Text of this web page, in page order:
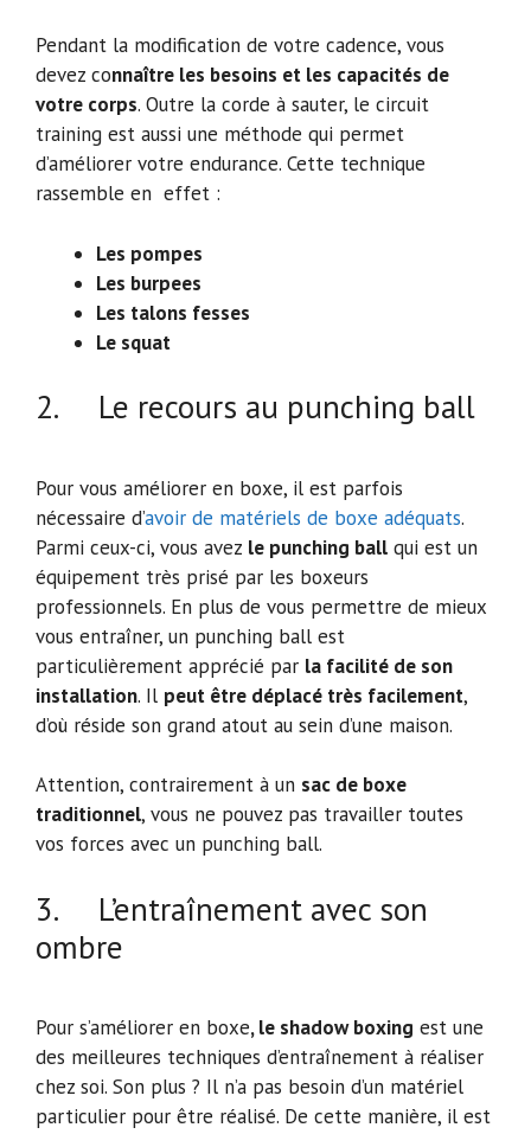
Pendant la modification de votre cadence, vous
devez connaître les besoins et les capacités de
votre corps. Outre la corde à sauter, le circuit
training est aussi une méthode qui permet
d’améliorer votre endurance. Cette technique
rassemble en effet :
Les pompes
Les burpees
Les talons fesses
Le squat
2. Le recours au punching ball
Pour vous améliorer en boxe, il est parfois
nécessaire d’avoir de matériels de boxe adéquats.
Parmi ceux-ci, vous avez le punching ball qui est un
équipement très prisé par les boxeurs
professionnels. En plus de vous permettre de mieux
vous entraîner, un punching ball est
particulièrement apprécié par la facilité de son
installation. Il peut être déplacé très facilement,
d’où réside son grand atout au sein d’une maison.
Attention, contrairement à un sac de boxe
traditionnel, vous ne pouvez pas travailler toutes
vos forces avec un punching ball.
3. L’entraînement avec son
ombre
Pour s’améliorer en boxe, le shadow boxing est une
des meilleures techniques d’entraînement à réaliser
chez soi. Son plus ? Il n’a pas besoin d’un matériel
particulier pour être réalisé. De cette manière, il est